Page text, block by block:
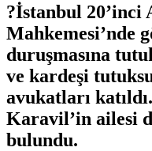
?İstanbul 20’inci
Mahkemesi’nde
duruşmasına
ve kardeşi
avukatları
Karavil’in ailesi
bulundu.